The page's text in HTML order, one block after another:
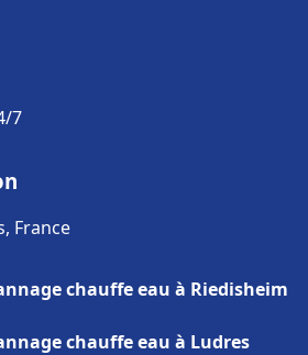
7
France
chauffe eau à Riedisheim
chauffe eau à Ludres